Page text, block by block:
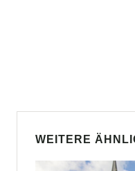
WEITERE